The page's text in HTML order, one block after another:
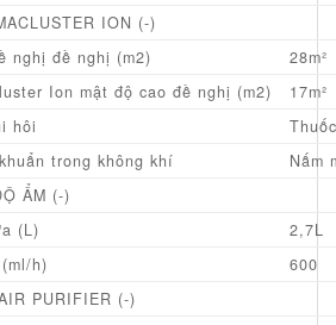
ION (-)
nghị đề nghị (m2)
28m²
Ion mật độ cao đề nghị (m2)
17m²
hôi
trong không khí
Nấm
ẨM (-)
(L)
2,7L
h)
600
PURIFIER (-)